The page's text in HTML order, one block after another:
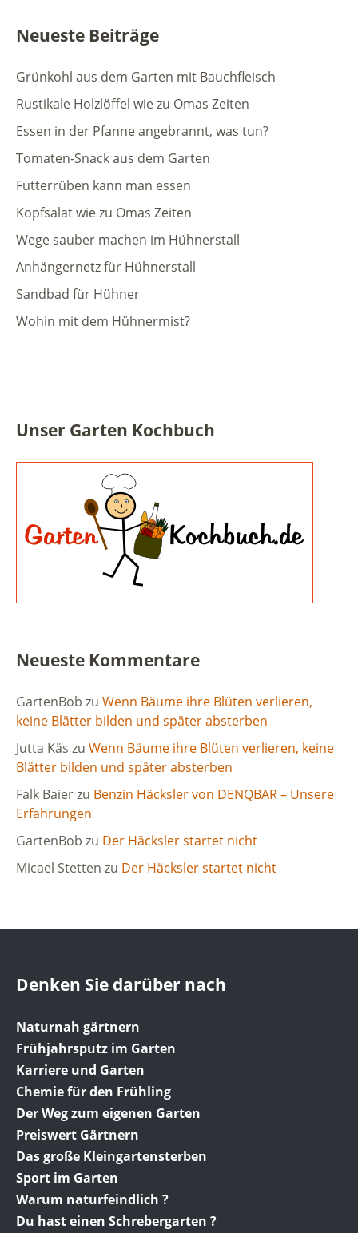
Neueste Beiträge
Grünkohl aus dem Garten mit Bauchfleisch
Rustikale Holzlöffel wie zu Omas Zeiten
Essen in der Pfanne angebrannt, was tun?
Tomaten-Snack aus dem Garten
Futterrüben kann man essen
Kopfsalat wie zu Omas Zeiten
Wege sauber machen im Hühnerstall
Anhängernetz für Hühnerstall
Sandbad für Hühner
Wohin mit dem Hühnermist?
Unser Garten Kochbuch
Neueste Kommentare
GartenBob zu Wenn Bäume ihre Blüten verlieren,
keine Blätter bilden und später absterben
Jutta Käs zu Wenn Bäume ihre Blüten verlieren, keine
Blätter bilden und später absterben
Falk Baierzu Benzin Häcksler von DENQBAR – Unsere
Erfahrungen
GartenBob zu Der Häcksler startet nicht
Micael Stetten zu Der Häcksler startet nicht
Denken Sie darüber nach
Naturnah gärtnern
Frühjahrsputz im Garten
Karriere und Garten
Chemie für den Frühling
Der Weg zum eigenen Garten
Preiswert Gärtnern
Das große Kleingartensterben
Sport im Garten
Warum naturfeindlich ?
Du hast einen Schrebergarten ?